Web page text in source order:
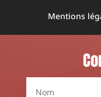
Mentions